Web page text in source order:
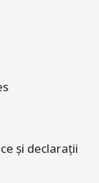
și declarații